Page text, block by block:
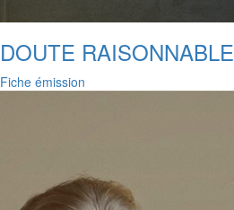
DOUTE RAISONNABLE
Fiche émission